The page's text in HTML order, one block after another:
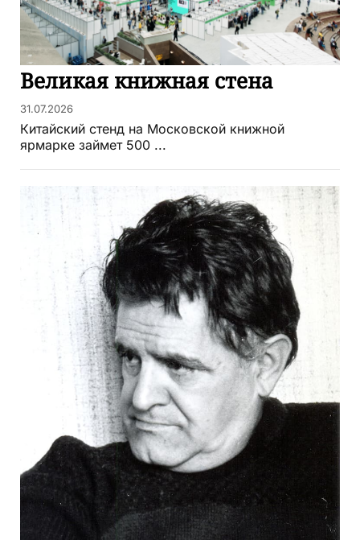
Великая книжная стена
31.07.2026
Китайский стенд на Московской книжной
ярмарке займет 500 ...